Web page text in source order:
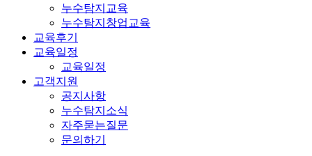
누수탐지교육
누수탐지창업교육
교육후기
교육일정
교육일정
고객지원
공지사항
누수탐지소식
자주묻는질문
문의하기